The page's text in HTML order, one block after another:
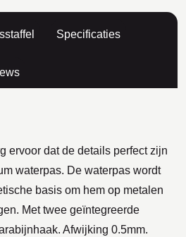
Specificaties
ervoor dat de details perfect zijn
waterpas. De waterpas wordt
basis om hem op metalen
Met twee geïntegreerde
Afwijking 0.5mm.